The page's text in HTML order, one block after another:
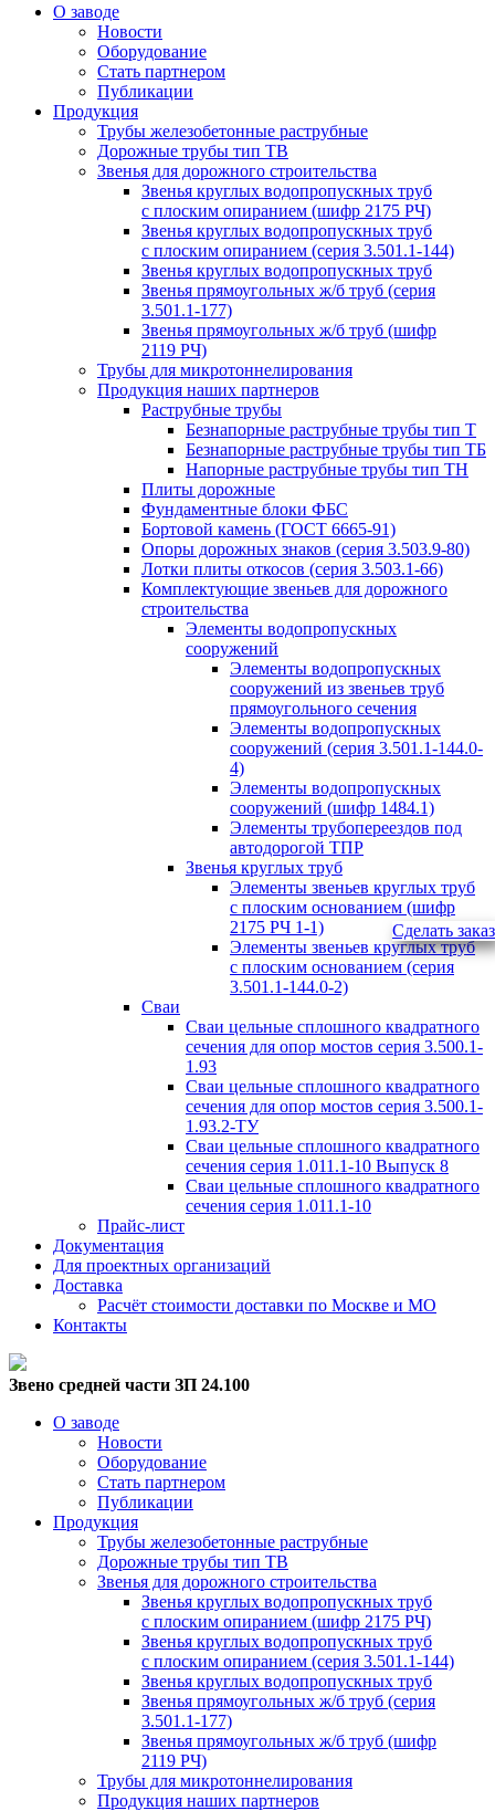
О заводе
Новости
Оборудование
Стать партнером
Публикации
Продукция
Трубы железобетонные раструбные
Дорожные трубы тип ТВ
Звенья для дорожного строительства
Звенья круглых водопропускных труб
с плоским опиранием (шифр 2175 РЧ)
Звенья круглых водопропускных труб
с плоским опиранием (серия 3.501.1-144)
Звенья круглых водопропускных труб
Звенья прямоугольных ж/б труб (cерия
3.501.1-177)
Звенья прямоугольных ж/б труб (шифр
2119 РЧ)
Трубы для микротоннелирования
Продукция наших партнеров
Раструбные трубы
Безнапорные раструбные трубы тип Т
Безнапорные раструбные трубы тип ТБ
Напорные раструбные трубы тип ТН
Плиты дорожные
Фундаментные блоки ФБС
Бортовой камень (ГОСТ 6665-91)
Опоры дорожных знаков (серия 3.503.9-80)
Лотки плиты откосов (серия 3.503.1-66)
Комплектующие звеньев для дорожного
строительства
Элементы водопропускных
сооружений
Элементы водопропускных
сооружений из звеньев труб
прямоугольного сечения
Элементы водопропускных
сооружений (серия 3.501.1-144.0-
4)
Элементы водопропускных
сооружений (шифр 1484.1)
Элементы трубопереездов под
автодорогой ТПР
Звенья круглых труб
Элементы звеньев круглых труб
с плоским основанием (шифр
2175 РЧ 1-1)
Элементы звеньев круглых труб
с плоским основанием (серия
3.501.1-144.0-2)
Сваи
Сваи цельные сплошного квадратного
сечения для опор мостов серия 3.500.1-
1.93
Сваи цельные сплошного квадратного
сечения для опор мостов серия 3.500.1-
1.93.2-ТУ
Сваи цельные сплошного квадратного
сечения серия 1.011.1-10 Выпуск 8
Сваи цельные сплошного квадратного
сечения серия 1.011.1-10
Прайс-лист
Документация
Для проектных организаций
Доставка
Расчёт стоимости доставки по Москве и МО
Контакты
Звено средней части ЗП 24.100
О заводе
Новости
Оборудование
Стать партнером
Публикации
Продукция
Трубы железобетонные раструбные
Дорожные трубы тип ТВ
Звенья для дорожного строительства
Звенья круглых водопропускных труб
с плоским опиранием (шифр 2175 РЧ)
Звенья круглых водопропускных труб
с плоским опиранием (серия 3.501.1-144)
Звенья круглых водопропускных труб
Звенья прямоугольных ж/б труб (cерия
3.501.1-177)
Звенья прямоугольных ж/б труб (шифр
2119 РЧ)
Трубы для микротоннелирования
Продукция наших партнеров
Сделать заказ